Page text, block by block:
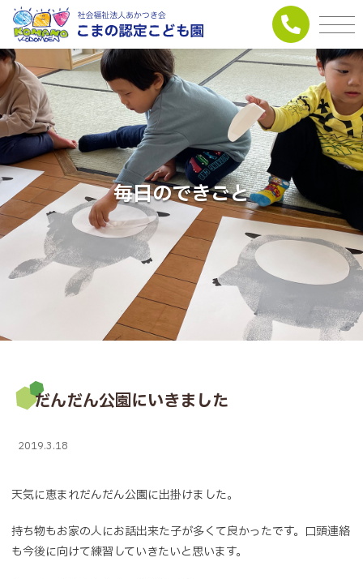
毎日のできごと
だんだん公園にいきました
2019.3.18
天気に恵まれだんだん公園に出掛けました。
持ち物もお家の人にお話出来た子が多くて良かったです。口頭連絡
も今後に向けて練習していきたいと思います。